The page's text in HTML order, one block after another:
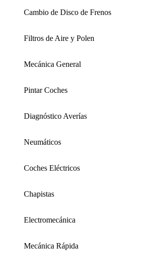
Cambio de Disco de Frenos
Filtros de Aire y Polen
Mecánica General
Pintar Coches
Diagnóstico Averías
Neumáticos
Coches Eléctricos
Chapistas
Electromecánica
Mecánica Rápida